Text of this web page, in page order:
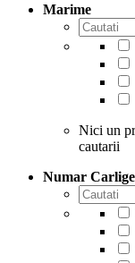
Marime
Nici un
cautarii
Numar Carlige